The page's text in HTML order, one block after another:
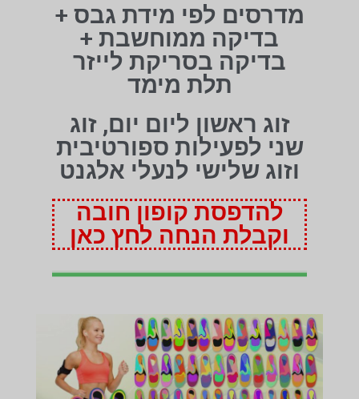
מדרסים לפי מידת גבס +
בדיקה ממוחשבת +
בדיקה בסריקת לייזר
תלת מימד
זוג ראשון ליום יום, זוג
שני לפעילות ספורטיבית
וזוג שלישי לנעלי אלגנט
להדפסת קופון חובה
וקבלת הנחה לחץ כאן